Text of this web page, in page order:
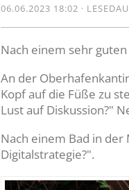
06.06.2023 18:02 ·
Nach einem sehr
An der
Kopf auf die Füße zu
Lust auf Diskussion?"
Nach einem Bad in
Digitalstrategie?".